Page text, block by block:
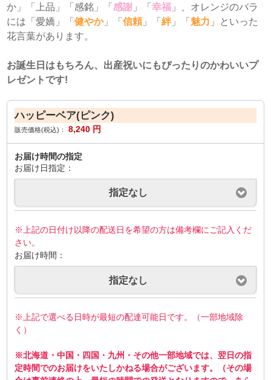
か」「上品」「感銘」「感謝 」「幸福 」、オレンジのバラ
には「愛嬌」「健やか」「信頼」「絆」「 魅力 」といった
花言葉があります。
お誕生日はもちろん、出産祝いにもぴったりのかわいいプ
レゼントです!
ハッピーベア(ピンク)
販売価格(税込)： 8,240 円
お届け時間の指定
お届け日指定：
指定なし
※上記の日付け以降の配送日を希望の方は備考欄にご記入くだ
さい。
お届け時間：
指定なし
※上記で選べる日時が最短の配達可能日です。（一部地域除
く）
※北海道・中国・四国・九州・その他一部地域では、翌日の指
定時間でのお届けをいたしかねる場合がございます。（その場